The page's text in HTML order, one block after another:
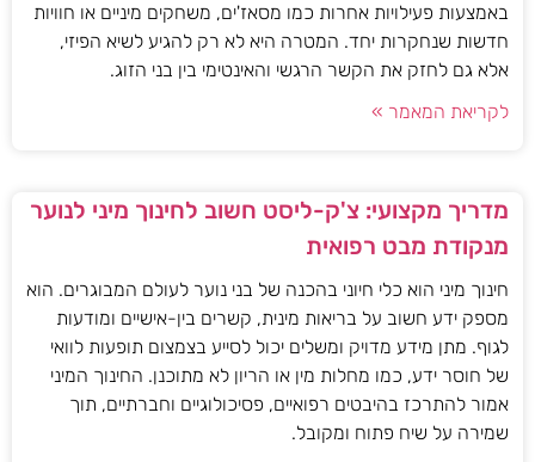
באמצעות פעילויות אחרות כמו מסאז'ים, משחקים מיניים או חוויות
חדשות שנחקרות יחד. המטרה היא לא רק להגיע לשיא הפיזי,
אלא גם לחזק את הקשר הרגשי והאינטימי בין בני הזוג.
לקריאת המאמר »
מדריך מקצועי: צ'ק-ליסט חשוב לחינוך מיני לנוער
מנקודת מבט רפואית
חינוך מיני הוא כלי חיוני בהכנה של בני נוער לעולם המבוגרים. הוא
מספק ידע חשוב על בריאות מינית, קשרים בין-אישיים ומודעות
לגוף. מתן מידע מדויק ומשלים יכול לסייע בצמצום תופעות לוואי
של חוסר ידע, כמו מחלות מין או הריון לא מתוכנן. החינוך המיני
אמור להתרכז בהיבטים רפואיים, פסיכולוגיים וחברתיים, תוך
שמירה על שיח פתוח ומקובל.